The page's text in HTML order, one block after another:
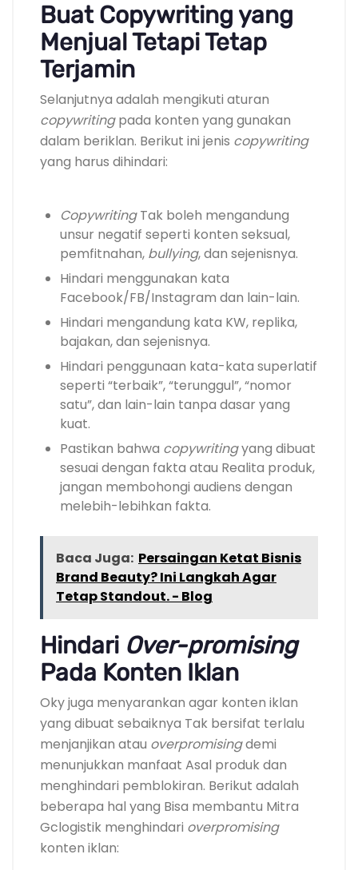
Buat Copywriting yang
Menjual Tetapi Tetap
Terjamin
Selanjutnya adalah mengikuti aturan
copywritingpada konten yang gunakan
dalam beriklan. Berikut ini jenis copywriting
yang harus dihindari:
CopywritingTak boleh mengandung
unsur negatif seperti konten seksual,
pemfitnahan, bullying, dan sejenisnya.
Hindari menggunakan kata
Facebook/FB/Instagram dan lain-lain.
Hindari mengandung kata KW, replika,
bajakan, dan sejenisnya.
Hindari penggunaan kata-kata superlatif
seperti “terbaik”, “terunggul”, “nomor
satu”, dan lain-lain tanpa dasar yang
kuat.
Pastikan bahwa copywritingyang dibuat
sesuai dengan fakta atau Realita produk,
jangan membohongi audiens dengan
melebih-lebihkan fakta.
Baca Juga: Persaingan Ketat Bisnis
Brand Beauty? Ini Langkah Agar
Tetap Standout. - Blog
Hindari Over-promising
Pada Konten Iklan
Oky juga menyarankan agar konten iklan
yang dibuat sebaiknya Tak bersifat terlalu
menjanjikan atau overpromisingdemi
menunjukkan manfaat Asal produk dan
menghindari pemblokiran. Berikut adalah
beberapa hal yang Bisa membantu Mitra
Gclogistik menghindari overpromising
konten iklan: